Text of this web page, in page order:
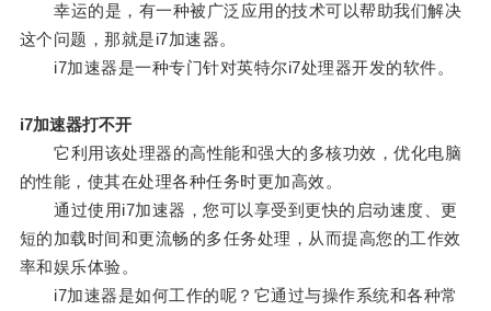
幸运的是，有一种被广泛应用的技术可以帮助我们解决
这个问题，那就是i7加速器。
i7加速器是一种专门针对英特尔i7处理器开发的软件。
i7加速器打不开
它利用该处理器的高性能和强大的多核功效，优化电脑
的性能，使其在处理各种任务时更加高效。
通过使用i7加速器，您可以享受到更快的启动速度、更
短的加载时间和更流畅的多任务处理，从而提高您的工作效
率和娱乐体验。
i7加速器是如何工作的呢？它通过与操作系统和各种常